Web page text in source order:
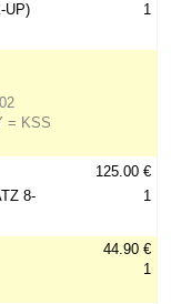
UP)
1
= KSS
8-
125.00 €
1
44.90 €
1